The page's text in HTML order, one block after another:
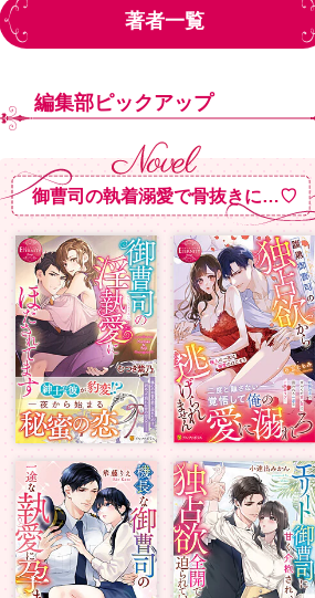
著者一覧
編集部ピックアップ
御曹司の執着溺愛で骨抜きに…♡